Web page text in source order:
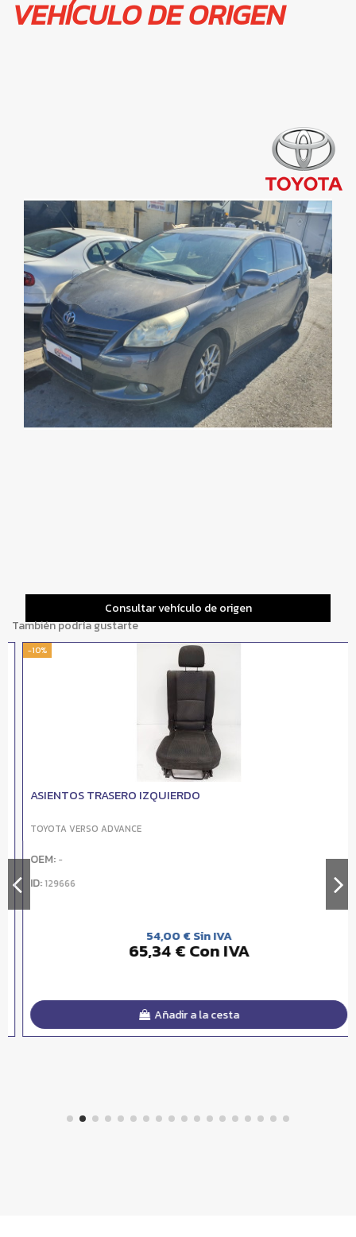
VEHÍCULO DE ORIGEN
Consultar vehículo de origen
También podría gustarte
-10%
ASIENTOS TRASERO IZQUIERDO
TOYOTA VERSO ADVANCE
OEM:-
ID:129666
54,00 € Sin IVA
65,34 € Con IVA
Añadir a la cesta